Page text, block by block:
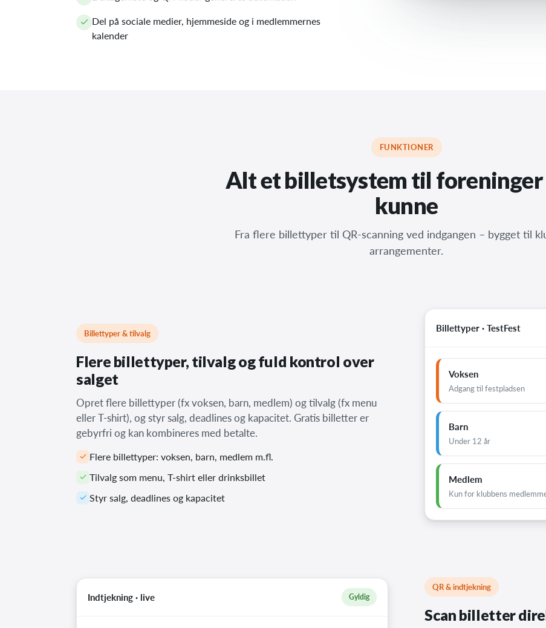
Del på sociale medier, hjemmeside og i medlemmernes
kalender
FUNKTIONER
Alt et billetsystem til foreninger
kunne
Fra flere billettyper til QR-scanning ved indgangen – bygget til
arrangementer.
Billettyper & tilvalg
Flere billettyper, tilvalg og fuld kontrol over
salget
Opret flere billettyper (fx voksen, barn, medlem) og tilvalg (fx menu
eller T-shirt), og styr salg, deadlines og kapacitet. Gratis billetter er
gebyrfri og kan kombineres med betalte.
Flere billettyper: voksen, barn, medlem m.fl.
Tilvalg som menu, T-shirt eller drinksbillet
Styr salg, deadlines og kapacitet
Billettyper · TestFest
Voksen
Adgang til festpladsen
Barn
Under 12 år
Medlem
Kun for klubbens
QR & indtjekning
Scan billetter
Indtjekning · live Gyldig